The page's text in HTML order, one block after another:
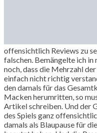
offensichtlich Reviews zu
falschen. Bemängelte ich
noch, dass die Mehrzahl
einfach nicht richtig
den damals für das
Macken herumritten, so
Artikel schreiben. Und der
des Spiels ganz
damals als Blaupause für